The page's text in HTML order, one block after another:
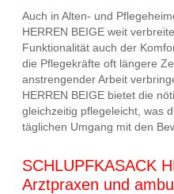
Auch in Alten- und
HERREN BEIGE weit
Funktionalität auch der
die Pflegekräfte oft längere
anstrengender Arbeit
HERREN BEIGE bietet die
gleichzeitig pflegeleicht, was
täglichen Umgang mit den
SCHLUPFKASACK
Arztpraxen und